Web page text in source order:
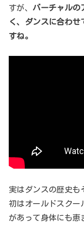
すが、 バーチャルの
く、ダンスに合わ
すね。
実はダンスの歴史も
初はオールドスクー
があって身体にも恵